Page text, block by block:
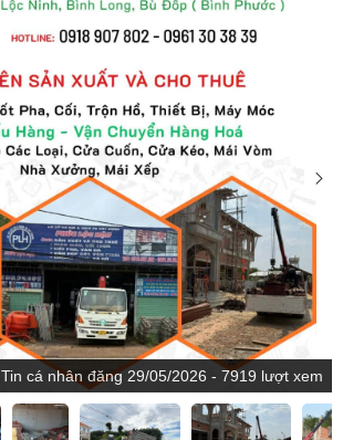
Tin cá nhân đăng29/05/2026 - 7919 lượt xem